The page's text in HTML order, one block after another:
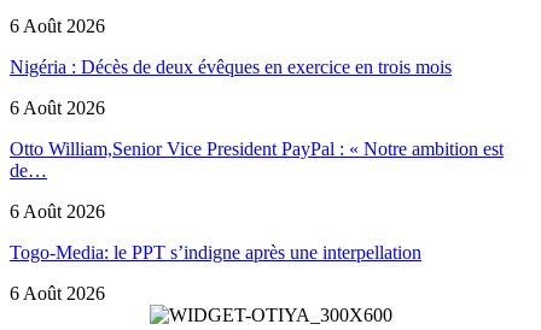
6 Août 2026
Nigéria : Décès de deux évêques en exercice en trois mois
6 Août 2026
Otto William,Senior Vice President PayPal : « Notre ambition est
de…
6 Août 2026
Togo-Media: le PPT s’indigne après une interpellation
6 Août 2026